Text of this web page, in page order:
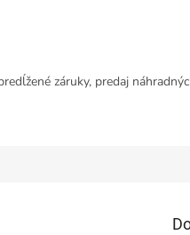
záruky, predaj